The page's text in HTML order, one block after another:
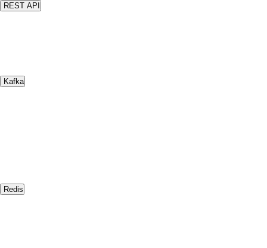
REST API
Kafka
Redis